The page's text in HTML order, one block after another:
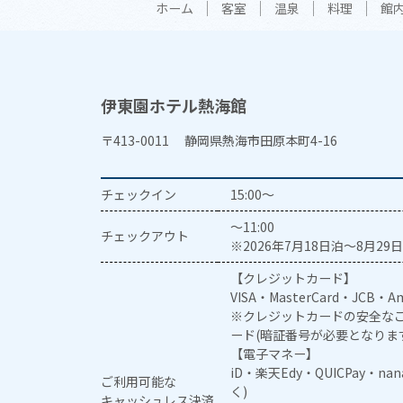
ホーム 客室 温泉 料理 館
伊東園ホテル熱海館
〒413-0011 静岡県熱海市田原本町4-16
チェックイン 15:00～
チェックアウト
～11:00
※2026年7月18日泊～8月29
ご利用可能な
【クレジットカード】
VISA・MasterCard・JCB・
※クレジットカードの安全な
ード(暗証番号が必要となり
【電子マネー】
iD・楽天Edy・QUICPay・
く)